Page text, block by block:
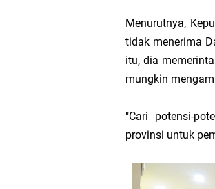
Menurutnya,
tidak menerima
itu, dia
mungkin
"Cari potensi-
provinsi untuk